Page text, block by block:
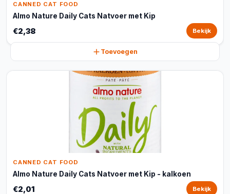
CANNED CAT FOOD
Almo Nature Daily Cats Natvoer met Kip
€2,38 Bekijk
Toevoegen
CANNED CAT FOOD
Almo Nature Daily Cats Natvoer met Kip - kalkoen
€2,01 Bekijk